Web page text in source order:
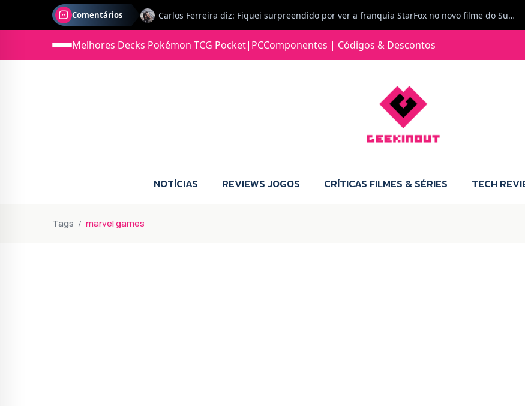
Comentários Carlos Ferreira diz: Fiquei surpreendido por ver a franquia StarFox no novo filme do Super Mario Galaxy - O filme. Boa! O tema de espaço está de novo na moda.
Jonas diz: Estou seriamente com vontade para comprar para a Switch 2 :P
Melhores Decks Pokémon TCG Pocket| PCComponentes | Códigos & Descontos
NOTÍCIAS REVIEWS JOGOS CRÍTICAS FILMES & SÉRIES TECH
Tags marvel games